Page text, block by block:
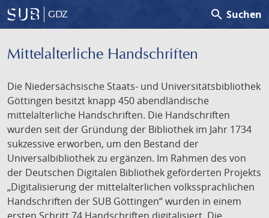
GDZ search Suchen
Mittelalterliche Handschriften
Die Niedersächsische Staats- und Universitätsbibliothek
Göttingen besitzt knapp 450 abendländische
mittelalterliche Handschriften. Die Handschriften
wurden seit der Gründung der Bibliothek im Jahr 1734
sukzessive erworben, um den Bestand der
Universalbibliothek zu ergänzen. Im Rahmen des von
der Deutschen Digitalen Bibliothek geförderten Projekts
„Digitalisierung der mittelalterlichen volkssprachlichen
Handschriften der SUB Göttingen“ wurden in einem